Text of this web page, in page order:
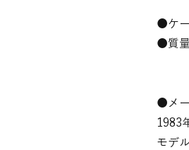
●ケ
●質
●メ
1983
モデ